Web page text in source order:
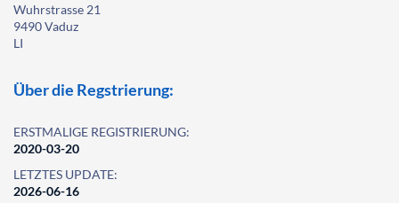
Wuhrstrasse 21
9490 Vaduz
LI
Über die Regstrierung:
ERSTMALIGE REGISTRIERUNG:
2020-03-20
LETZTES UPDATE:
2026-06-16